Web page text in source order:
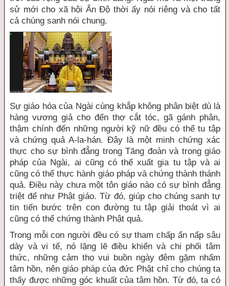
sử mới cho xã hội Ấn Độ thời ấy nói riêng và cho tất
cả chúng sanh nói chung.
Sự giáo hóa của Ngài cùng khắp không phân biệt dù là
hàng vương giả cho đến thợ cắt tóc, gã gánh phân,
thậm chính đến những người kỹ nữ đều có thể tu tập
và chứng quả A-la-hán. Đây là một minh chứng xác
thực cho sự bình đẳng trong Tăng đoàn và trong giáo
pháp của Ngài, ai cũng có thể xuất gia tu tập và ai
cũng có thể thực hành giáo pháp và chứng thành thánh
quả. Điều này chưa một tôn giáo nào có sự bình đẳng
triệt để như Phật giáo. Từ đó, giúp cho chúng sanh tự
tin tiến bước trên con đường tu tập giải thoát vì ai
cũng có thể chứng thành Phật quả.
Trong mỗi con người đều có sự tham chấp ẩn nấp sâu
dày và vi tế, nó lặng lẽ điều khiển và chi phối tâm
thức, những cảm thọ vui buồn ngày đêm gặm nhấm
tâm hồn, nên giáo pháp của đức Phật chỉ cho chúng ta
thấy được những góc khuất của tâm hồn. Từ đó, ta có